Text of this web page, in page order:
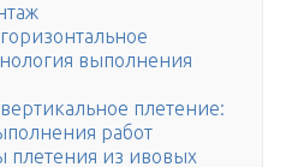
выполнения
плетение:
работ
плетения из ивовых